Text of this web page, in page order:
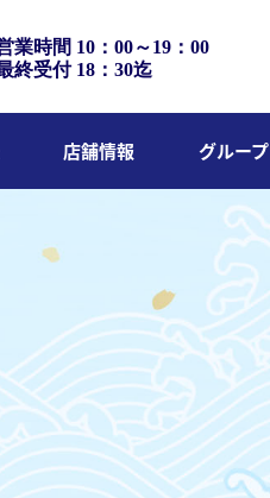
業時間 10：00～19：00
終受付 18：30迄
店舗情報 グループ